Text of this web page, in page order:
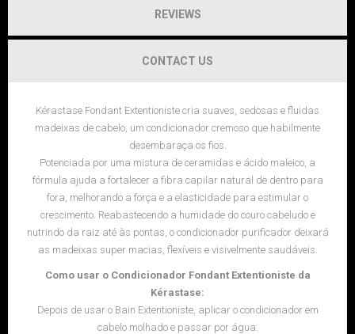
REVIEWS
CONTACT US
Kérastase Fondant Extentioniste cria suaves, sedosas e fluidas
madeixas de cabelo, um condicionador cremoso que habilmente
desembaraça os fios.
Potenciada por uma mistura de ceramidas e ácido maleico, a
fórmula ajuda a fortalecer a fibra capilar natural de dentro para
fora, melhorando a força e a elasticidade para estimular o
crescimento. Reabastecendo a humidade do couro cabeludo e
nutrindo da raiz até às pontas, o condicionador purificador deixará
as madeixas super macias, flexíveis e visivelmente saudáveis.
Como usar o Condicionador Fondant Extentioniste da
Kérastase:
Depois de usar o Bain Extentioniste, aplicar o condicionador em
cabelo molhado e passar por água.